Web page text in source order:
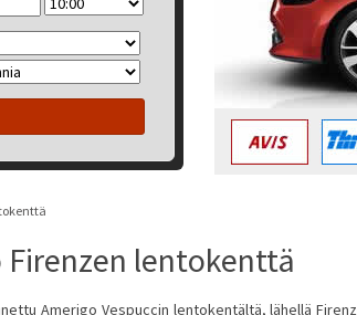
lentokenttä
Amerigo Vespuccin lentokentältä, lähellä